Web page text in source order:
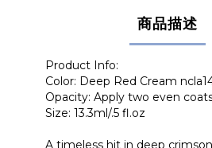
商品描述
Product Info:
Color: Deep Red Cream
Opacity: Apply two even
Size: 13.3ml/.5 fl.oz
A timeless hit in deep